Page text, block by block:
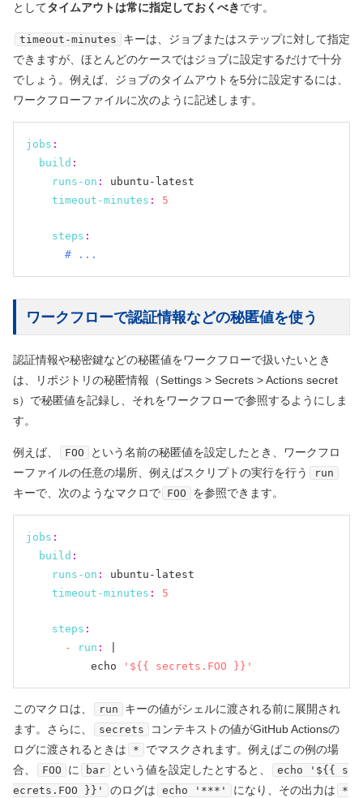
としてタイムアウトは常に指定しておくべきです。
timeout-minutes
キーは、ジョブまたはステップに対して指定
できますが、ほとんどのケースではジョブに設定するだけで十分
でしょう。例えば、ジョブのタイムアウトを5分に設定するには、
ワークフローファイルに次のように記述します。
jobs :
build :
runs-on :
ubuntu-latest
timeout-minutes : 5
steps :
# ...
ワークフローで認証情報などの秘匿値を使う
認証情報や秘密鍵などの秘匿値をワークフローで扱いたいとき
は、リポジトリの秘匿情報 （Settings > Secrets > Actions secret
s） で秘匿値を記録し、それをワークフローで参照するようにしま
す。
例えば、 FOO
という名前の秘匿値を設定したとき、ワークフロ
ーファイルの任意の場所、例えばスクリプトの実行を行う
run
キーで、次のようなマクロで FOO を参照できます。
jobs :
build :
runs-on :
ubuntu-latest
timeout-minutes : 5
steps :
-
run :
          echo
'${{ secrets.FOO }}'
このマクロは、 run
キーの値がシェルに渡される前に展開され
ます。さらに、
secrets
コンテキストの値がGitHub Actionsの
ログに渡されるときは
*
でマスクされます。例えばこの例の場
合、
FOO に bar という値を設定したとすると、
echo '${{ s
ecrets.FOO }}'
のログは echo '***' になり、その出力は *